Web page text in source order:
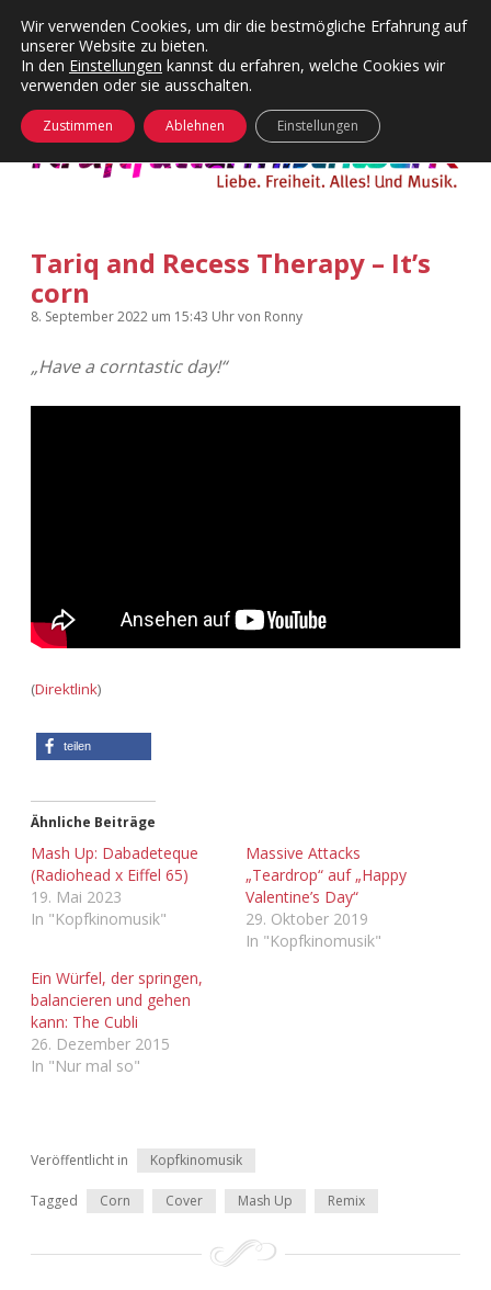
Kategorien
Menü
24 Hours Chilling
Die Wende
KFMW-Disco
kfmw.stuff
Kopfkinomusik
KFMW-Disco
Dates
Contact
Adventskalender
Adventskalender 2010
Adventskalender 2015
Adventskalender 2019
Adventskalender 2020
Adventskalender 2021
Adventskalender 2022
Adventskalender 2023
facebookinstagram
öffnen
Tariq and Recess Therapy – It’s
corn
8. September 2022 um 15:43 Uhrvon Ronny
„Have a corntastic day!“
(Direktlink)
teilen
Ähnliche Beiträge
Mash Up: Dabadeteque
(Radiohead x Eiffel 65)
19. Mai 2023
In "Kopfkinomusik"
Massive Attacks
„Teardrop“ auf „Happy
Valentine’s Day“
29. Oktober 2019
In "Kopfkinomusik"
Ein Würfel, der springen,
balancieren und gehen
kann: The Cubli
26. Dezember 2015
In "Nur mal so"
Veröffentlicht in Kopfkinomusik
Tagged Corn Cover Mash Up Remix
Wir verwenden Cookies, um dir die bestmögliche Erfahrung auf
unserer Website zu bieten.
In den Einstellungen kannst du erfahren, welche Cookies wir
verwenden oder sie ausschalten.
Zustimmen Ablehnen Einstellungen